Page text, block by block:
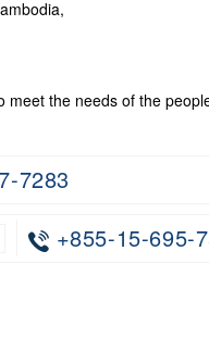
meet the needs of the
7283
+855-15-695-